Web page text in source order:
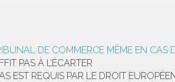
DE COMMERCE MÊME EN CAS
PAS À L’ÉCARTER
EST REQUIS PAR LE DROIT